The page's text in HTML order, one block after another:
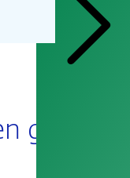
giraal.